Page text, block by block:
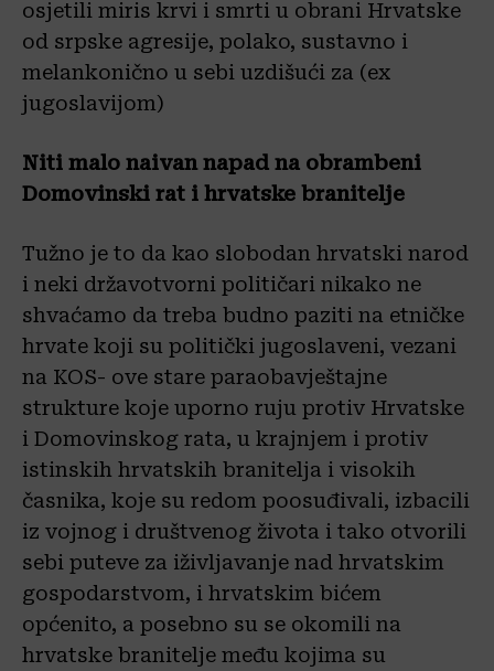
osjetili miris krvi i smrti u obrani Hrvatske
od srpske agresije, polako, sustavno i
melankonično u sebi uzdišući za (ex
jugoslavijom)
Niti malo naivan napad na obrambeni
Domovinski rat i hrvatske branitelje
Tužno je to da kao slobodan hrvatski narod
i neki državotvorni političari nikako ne
shvaćamo da treba budno paziti na etničke
hrvate koji su politički jugoslaveni, vezani
na KOS- ove stare paraobavještajne
strukture koje uporno ruju protiv Hrvatske
i Domovinskog rata, u krajnjem i protiv
istinskih hrvatskih branitelja i visokih
časnika, koje su redom poosuđivali, izbacili
iz vojnog i društvenog života i tako otvorili
sebi puteve za iživljavanje nad hrvatskim
gospodarstvom, i hrvatskim bićem
općenito, a posebno su se okomili na
hrvatske branitelje među kojima su